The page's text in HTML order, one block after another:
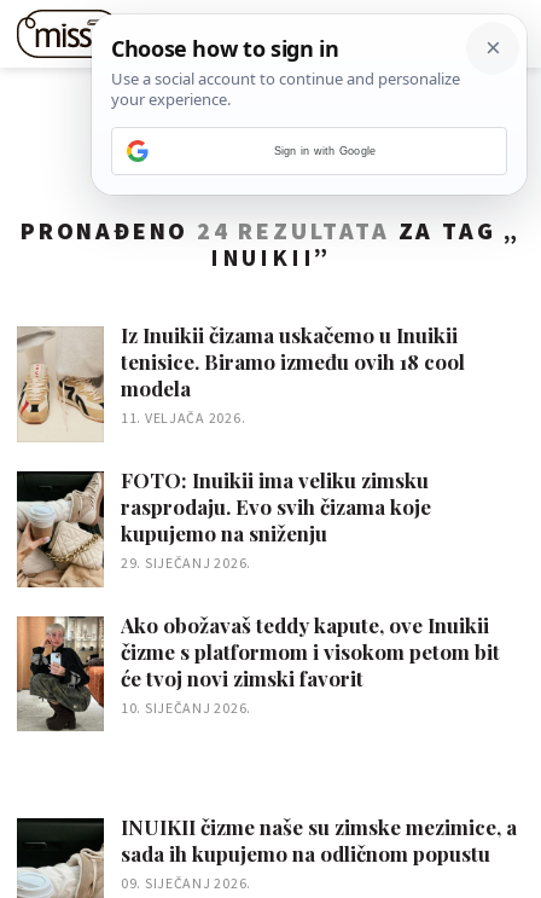
PRONAĐENO 24 REZULTATA ZA TAG „
INUIKII ”
Iz Inuikii čizama uskačemo u Inuikii
tenisice. Biramo između ovih 18 cool
modela
11. VELJAČA 2026.
FOTO: Inuikii ima veliku zimsku
rasprodaju. Evo svih čizama koje
kupujemo na sniženju
29. SIJEČANJ 2026.
Ako obožavaš teddy kapute, ove Inuikii
čizme s platformom i visokom petom bit
će tvoj novi zimski favorit
10. SIJEČANJ 2026.
INUIKII čizme naše su zimske mezimice, a
sada ih kupujemo na odličnom popustu
09. SIJEČANJ 2026.
Sign in with Google